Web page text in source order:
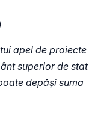
apel de proiecte
superior de stat
depăși suma